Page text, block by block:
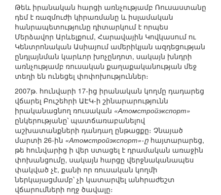
Թեև իրանական հարցի առնչությամբ Ռուսաստանը
դեմ է ռազմուժի կիրառմանը և իսլամական
հանրապետությունը դիտարկում է որպես
Մերձավոր Արևելքում, Հարավային Կովկասում ու
Կենտրոնական Ասիայում ամերիկյան ազդեցության
ընդլայնման կարևոր խոչընդոտ, սակայն խնդրի
առնչությամբ ռուսական քաղաքականության մեջ
տեղի են ունեցել փոփոխություններ։
2007թ. հունվարի 17-ից իրանական կողմը դադարեց
վճարել Բուշեհրի ԱԷԿ-ի շինարարությունն
իրականացնող ռուսական «Атомстройэкспорт»
ընկերությանը՝ պատճառաբանելով
աշխատանքների դանդաղ ընթացքը։ Չնայած
մարտի 26-ին «Атомстройэкспорт»-ը հայտարարեց,
թե հունվարից ի վեր ստացել է դրամական առաջին
փոխանցումը, սակայն հարցը վերջնականապես
փակված չէ, քանի որ ռուսական կողմի
ներկայացմամբ՝ չի կատարվել անհրաժեշտ
վճարումների ողջ ծավալը։